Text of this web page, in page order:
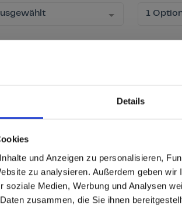
Details
und Anzeigen zu personalisieren,
zu analysieren. Außerdem geben
soziale Medien, Werbung und Analysen
zusammen, die Sie ihnen
based in the
North America website directly from here or
1